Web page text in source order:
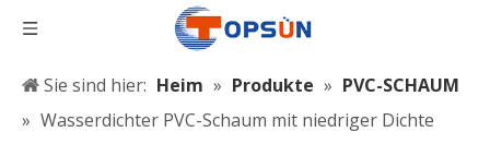
Sie sind hier: Heim » Produkte » PVC-SCHAUM
» Wasserdichter PVC-Schaum mit niedriger Dichte